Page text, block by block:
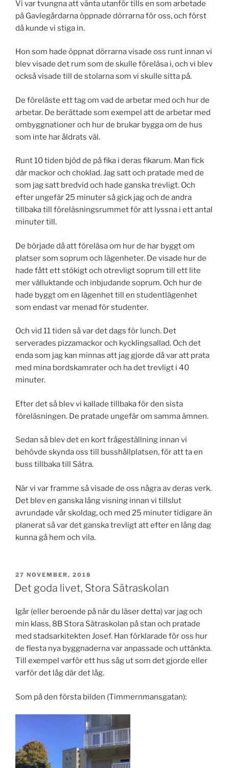
Vi var tvungna att vänta utanför tills en som arbetade
på Gavlegårdarna öppnade dörrarna för oss, och först
då kunde vi stiga in.
Hon som hade öppnat dörrarna visade oss runt innan vi
blev visade det rum som de skulle föreläsa i, och vi blev
också visade till de stolarna som vi skulle sitta på.
De föreläste ett tag om vad de arbetar med och hur de
arbetar. De berättade som exempel att de arbetar med
ombyggnationer och hur de brukar bygga om de hus
som inte har åldrats väl.
Runt 10 tiden bjöd de på fika i deras fikarum. Man fick
där mackor och choklad. Jag satt och pratade med de
som jag satt bredvid och hade ganska trevligt. Och
efter ungefär 25 minuter så gick jag och de andra
tillbaka till föreläsningsrummet för att lyssna i ett antal
minuter till.
De började då att föreläsa om hur de har byggt om
platser som soprum och lägenheter. De visade hur de
hade fått ett stökigt och otrevligt soprum till ett lite
mer välluktande och inbjudande soprum. Och hur de
hade byggt om en lägenhet till en studentlägenhet
som endast var menad för studenter.
Och vid 11 tiden så var det dags för lunch. Det
serverades pizzamackor och kycklingsallad. Och det
enda som jag kan minnas att jag gjorde då var att prata
med mina bordskamrater och ha det trevligt i 40
minuter.
Efter det så blev vi kallade tillbaka för den sista
föreläsningen. De pratade ungefär om samma ämnen.
Sedan så blev det en kort frågeställning innan vi
behövde skynda oss till busshållplatsen, för att ta en
buss tillbaka till Sätra.
När vi var framme så visade de oss några av deras verk.
Det blev en ganska lång visning innan vi tillslut
avrundade vår skoldag, och med 25 minuter tidigare än
planerat så var det ganska trevligt att efter en lång dag
kunna gå hem och vila.
PUBLICERAT
27 NOVEMBER, 2018
Det goda livet, Stora Sätraskolan
Igår (eller beroende på när du läser detta) var jag och
min klass, 8B Stora Sätraskolan på stan och pratade
med stadsarkitekten Josef. Han förklarade för oss hur
de flesta nya byggnaderna var anpassade och uttänkta.
Till exempel varför ett hus såg ut som det gjorde eller
varför det låg där det låg.
Som på den första bilden (Timmernmansgatan):